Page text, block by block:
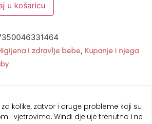
u košaricu
i zdravlje bebe, Kupanje i njega
kolike, zatvor i druge probleme koji su
I vjetrovima. Windi djeluje trenutno i ne